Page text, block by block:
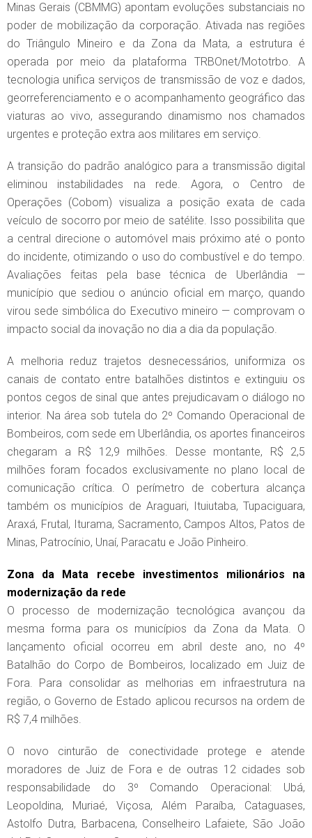
Minas Gerais (CBMMG) apontam evoluções substanciais no
poder de mobilização da corporação. Ativada nas regiões
do Triângulo Mineiro e da Zona da Mata, a estrutura é
operada por meio da plataforma TRBOnet/Mototrbo. A
tecnologia unifica serviços de transmissão de voz e dados,
georreferenciamento e o acompanhamento geográfico das
viaturas ao vivo, assegurando dinamismo nos chamados
urgentes e proteção extra aos militares em serviço.
A transição do padrão analógico para a transmissão digital
eliminou instabilidades na rede. Agora, o Centro de
Operações (Cobom) visualiza a posição exata de cada
veículo de socorro por meio de satélite. Isso possibilita que
a central direcione o automóvel mais próximo até o ponto
do incidente, otimizando o uso do combustível e do tempo.
Avaliações feitas pela base técnica de Uberlândia —
município que sediou o anúncio oficial em março, quando
virou sede simbólica do Executivo mineiro — comprovam o
impacto social da inovação no dia a dia da população.
A melhoria reduz trajetos desnecessários, uniformiza os
canais de contato entre batalhões distintos e extinguiu os
pontos cegos de sinal que antes prejudicavam o diálogo no
interior. Na área sob tutela do 2º Comando Operacional de
Bombeiros, com sede em Uberlândia, os aportes financeiros
chegaram a R$ 12,9 milhões. Desse montante, R$ 2,5
milhões foram focados exclusivamente no plano local de
comunicação crítica. O perímetro de cobertura alcança
também os municípios de Araguari, Ituiutaba, Tupaciguara,
Araxá, Frutal, Iturama, Sacramento, Campos Altos, Patos de
Minas, Patrocínio, Unaí, Paracatu e João Pinheiro.
Zona da Mata recebe investimentos milionários na
modernização da rede
O processo de modernização tecnológica avançou da
mesma forma para os municípios da Zona da Mata. O
lançamento oficial ocorreu em abril deste ano, no 4º
Batalhão do Corpo de Bombeiros, localizado em Juiz de
Fora. Para consolidar as melhorias em infraestrutura na
região, o Governo de Estado aplicou recursos na ordem de
R$ 7,4 milhões.
O novo cinturão de conectividade protege e atende
moradores de Juiz de Fora e de outras 12 cidades sob
responsabilidade do 3º Comando Operacional: Ubá,
Leopoldina, Muriaé, Viçosa, Além Paraíba, Cataguases,
Astolfo Dutra, Barbacena, Conselheiro Lafaiete, São João